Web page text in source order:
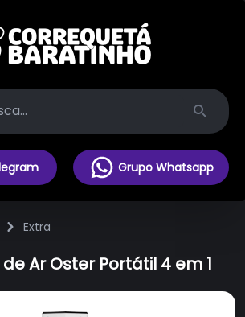
Search
Grupo Whatsapp
Extra
Ar Oster Portátil 4 em 1